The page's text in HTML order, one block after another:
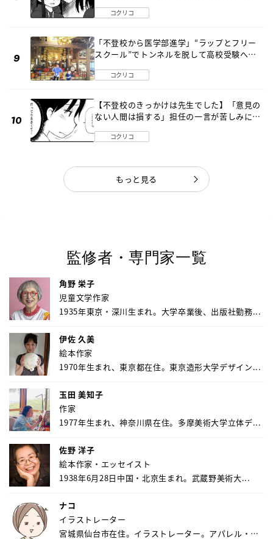
コクリコ
「不登校から医学部進学」“ラップとフリー
スクール”でトンネルを脱して高校受験へ
コクリコ
【不登校のきっかけは先生でした】「意見の
ない人間は損する」担任の一言が苦しみに…
コクリコ
もっと見る
監修者・専門家一覧
角野 栄子
児童文学作家
1935年東京・深川生まれ。大学卒業後、出版社勤務...
伊佐 久美
絵本作家
1970年生まれ、東京都在住。東京造形大学デザイン...
玉田 美知子
作家
1977年生まれ、神奈川県在住。多摩美術大学立体デ...
佐野 洋子
絵本作家・エッセイスト
1938年6月28日中国・北京生まれ。武蔵野美術大...
ナコ
イラストレーター
宮城県仙台市在住。イラストレーター。アパレル・キ